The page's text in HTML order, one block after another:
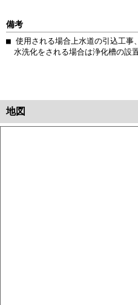
備考
■ 使用される場合上水道の引込工事、
水洗化をされる場合は浄化槽の設
地図